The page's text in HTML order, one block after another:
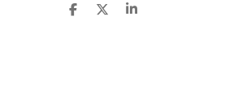
D
D
S